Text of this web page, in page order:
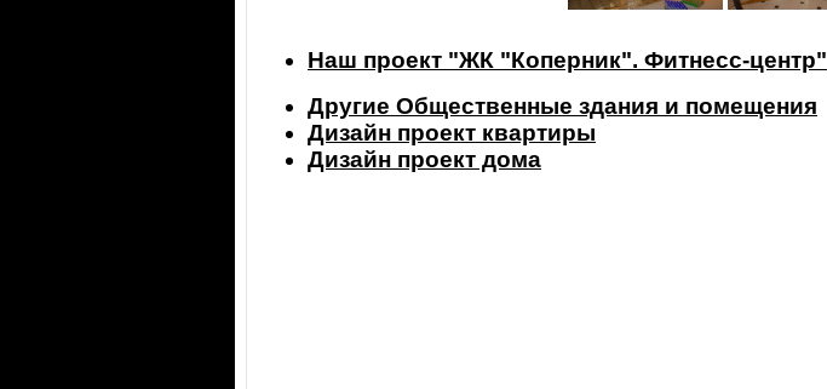
Наш проект "ЖК "Коперник". Фитнесс-центр"
Другие Общественные здания и помещения
Дизайн проект квартиры
Дизайн проект дома